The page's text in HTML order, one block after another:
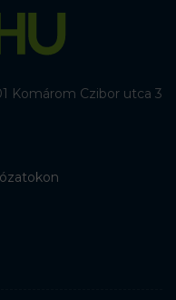
Komárom Czibor utca 3